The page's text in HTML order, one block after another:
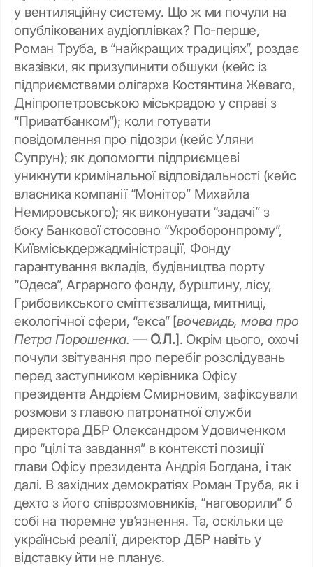
у вентиляційну систему. Що ж ми почули на
опублікованих аудіоплівках? По-перше,
Роман Труба, в “найкращих традиціях”, роздає
вказівки, як призупинити обшуки (кейс із
підприємствами олігарха Костянтина Жеваго,
Дніпропетровською міськрадою у справі з
“Приватбанком”); коли готувати
повідомлення про підозри (кейс Уляни
Супрун); як допомогти підприємцеві
уникнути кримінальної відповідальності (кейс
власника компанії “Монітор” Михайла
Немировського); як виконувати “задачі” з
боку Банкової стосовно “Укроборонпрому”,
Київміськдержадміністрації, Фонду
гарантування вкладів, будівництва порту
“Одеса”, Аграрного фонду, бурштину, лісу,
Грибовикського сміттєзвалища, митниці,
екологічної сфери, “екса” [вочевидь, мова про
Петра Порошенка. — О.Л.]. Окрім цього, охочі
почули звітування про перебіг розслідувань
перед заступником керівника Офісу
президента Андрієм Смирновим, зафіксували
розмови з главою патронатної служби
директора ДБР Олександром Удовиченком
про “цілі та завдання” в контексті позиції
глави Офісу президента Андрія Богдана, і так
далі. В західних демократіях Роман Труба, як і
дехто з його співрозмовників, “наговорили” б
собі на тюремне ув’язнення. Та, оскільки це
українські реалії, директор ДБР навіть у
відставку йти не планує.